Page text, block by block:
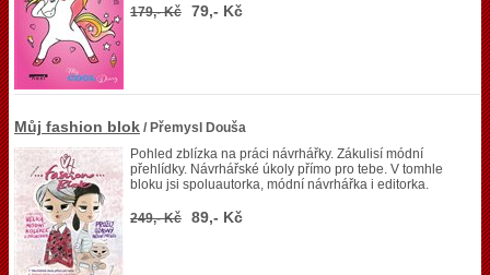
179,- Kč 79,- Kč
Můj fashion blok / Přemysl Douša
Pohled zblízka na práci návrhářky. Zákulisí módní
přehlídky. Návrhářské úkoly přímo pro tebe. V tomhle
bloku jsi spoluautorka, módní návrhářka i editorka.
249,- Kč 89,- Kč